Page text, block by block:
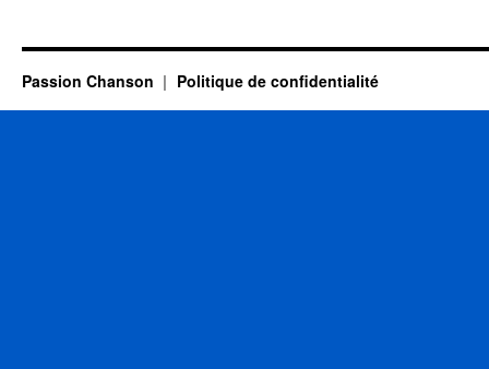
Passion Chanson Politique de confidentialité